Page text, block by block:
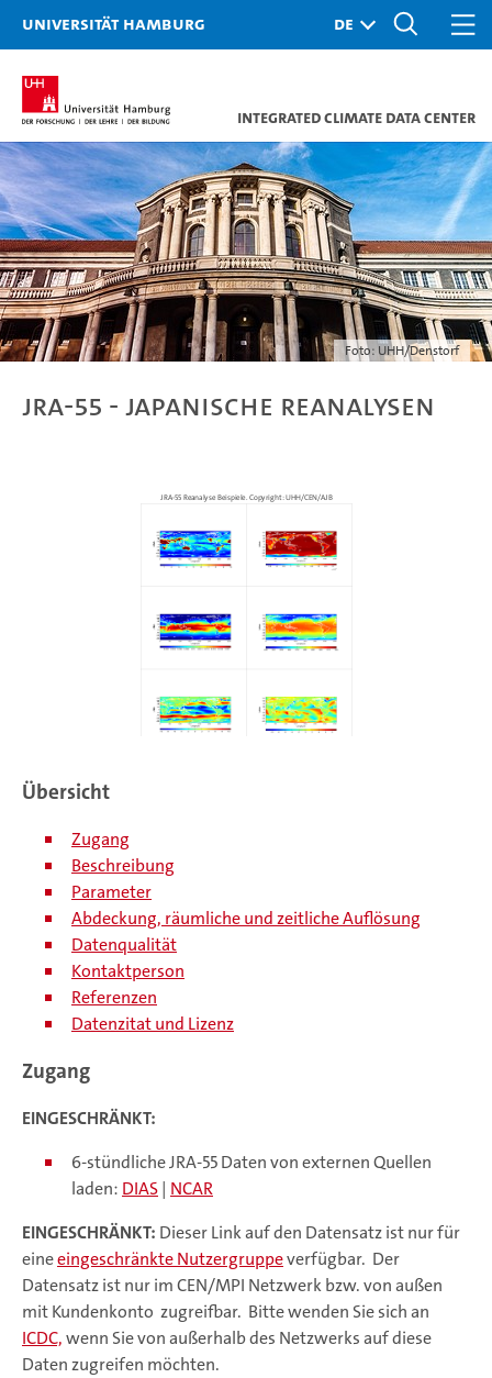
Universität Hamburg
Integrated Climate Data Center
Foto: UHH/Denstorf
JRA-55 - Japanische Reanalysen
JRA-55 Reanalyse Beispiele. Copyright: UHH/CEN/AJB
Übersicht
Zugang
Beschreibung
Parameter
Abdeckung, räumliche und zeitliche Auflösung
Datenqualität
Kontaktperson
Referenzen
Datenzitat und Lizenz
Zugang
EINGESCHRÄNKT:
6-stündliche JRA-55 Daten von externen Quellen
laden: DIAS| NCAR
EINGESCHRÄNKT: Dieser Link auf den Datensatz ist nur für
eineeingeschränkte Nutzergruppeverfügbar. Der
Datensatz ist nur im CEN/MPI Netzwerk bzw. von außen
mit Kundenkonto zugreifbar. Bitte wenden Sie sich an
ICDC,wenn Sie von außerhalb des Netzwerks auf diese
Daten zugreifen möchten.